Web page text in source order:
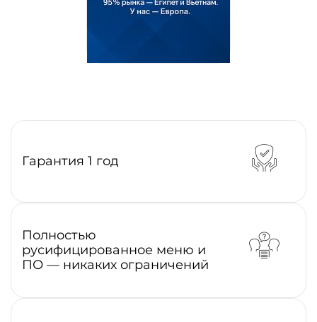
Гарантия 1 год
Полностью
русифицированное меню и
ПО — никаких ограничений